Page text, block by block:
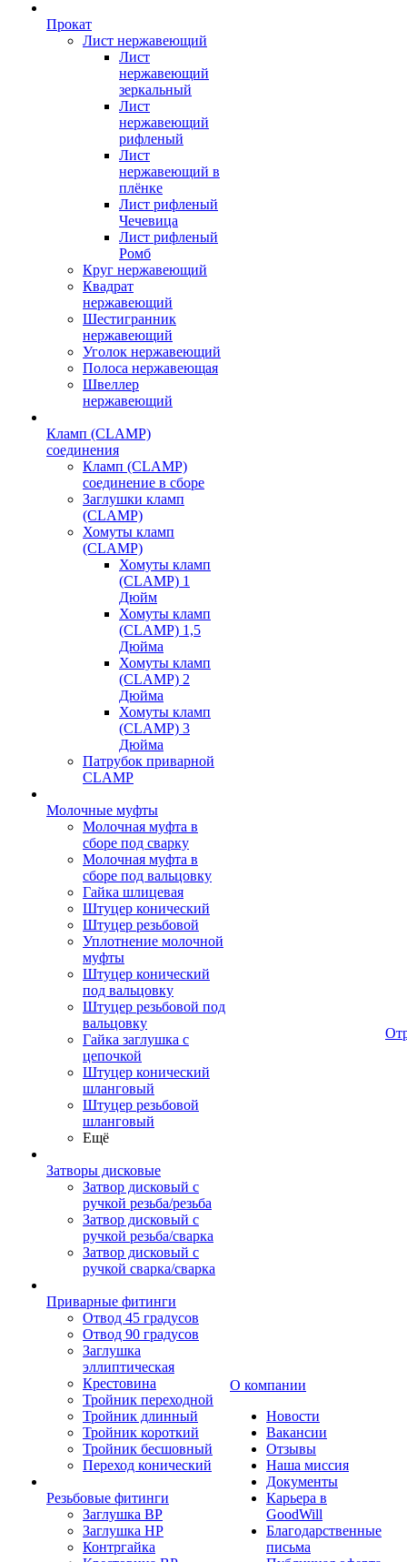
Прокат
Лист нержавеющий
Лист
нержавеющий
зеркальный
Лист
нержавеющий
рифленый
Лист
нержавеющий в
плёнке
Лист рифленый
Чечевица
Лист рифленый
Ромб
Круг нержавеющий
Квадрат
нержавеющий
Шестигранник
нержавеющий
Уголок нержавеющий
Полоса нержавеющая
Швеллер
нержавеющий
Кламп (CLAMP)
соединения
Кламп (CLAMP)
соединение в сборе
Заглушки кламп
(CLAMP)
Хомуты кламп
(CLAMP)
Хомуты кламп
(CLAMP) 1
Дюйм
Хомуты кламп
(CLAMP) 1,5
Дюйма
Хомуты кламп
(CLAMP) 2
Дюйма
Хомуты кламп
(CLAMP) 3
Дюйма
Патрубок приварной
CLAMP
Молочные муфты
Молочная муфта в
сборе под сварку
Молочная муфта в
сборе под вальцовку
Гайка шлицевая
Штуцер конический
Штуцер резьбовой
Уплотнение молочной
муфты
Штуцер конический
под вальцовку
Штуцер резьбовой под
вальцовку
Гайка заглушка с
цепочкой
Штуцер конический
шланговый
Штуцер резьбовой
шланговый
Ещё
Затворы дисковые
Затвор дисковый с
ручкой резьба/резьба
Затвор дисковый с
ручкой резьба/сварка
Затвор дисковый с
ручкой сварка/сварка
Приварные фитинги
Отвод 45 градусов
Отвод 90 градусов
Заглушка
эллиптическая
Крестовина
Тройник переходной
Тройник длинный
Тройник короткий
Тройник бесшовный
Переход конический
Резьбовые фитинги
Заглушка ВР
Заглушка НР
Контргайка
О компании
Новости
Вакансии
Отзывы
Наша миссия
Документы
Карьера в
GoodWill
Благодарственные
письма